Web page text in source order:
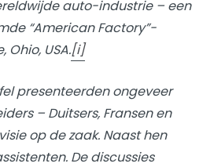
auto-industrie – een
“American Factory”-
USA.[i]
presenteerden ongeveer
– Duitsers, Fransen en
op de zaak. Naast hen
De discussies